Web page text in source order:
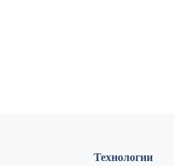
Технологии